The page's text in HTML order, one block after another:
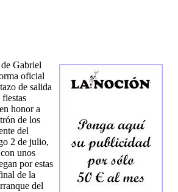
Gabriel
oficial
de salida
honor a
de los
del
2 de julio,
unos
por estas
de la
del